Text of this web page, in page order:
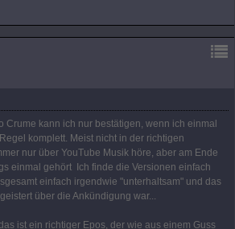
Crume kann ich nur bestätigen, wenn ich einmal
komplett. Meist nicht in der richtigen
nur über YouTube Musik höre, aber am Ende
einmal gehört
Ich finde die Versionen einfach
einfach irgendwie "unterhaltsam" und das
über die Ankündigung war...
ist ein richtiger Epos, der wie aus einem Guss